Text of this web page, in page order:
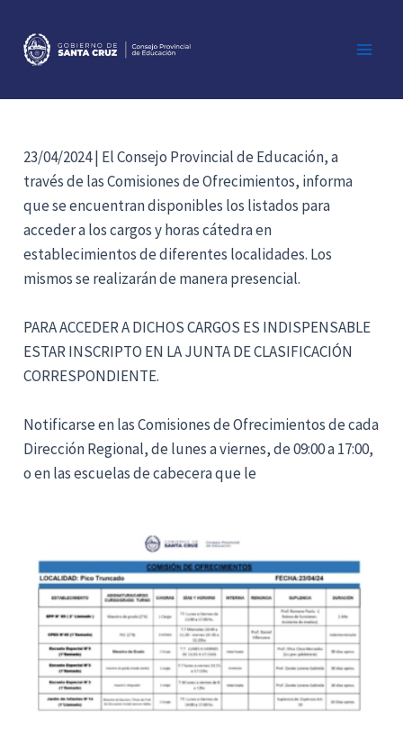
contenido
23/04/2024 | El Consejo Provincial de Educación, a
través de las Comisiones de Ofrecimientos, informa
que se encuentran disponibles los listados para
acceder a los cargos y horas cátedra en
establecimientos de diferentes localidades. Los
mismos se realizarán de manera presencial.
PARA ACCEDER A DICHOS CARGOS ES INDISPENSABLE
ESTAR INSCRIPTO EN LA JUNTA DE CLASIFICACIÓN
CORRESPONDIENTE.
Notificarse en las Comisiones de Ofrecimientos de cada
Dirección Regional, de lunes a viernes, de 09:00 a 17:00,
o en las escuelas de cabecera que le